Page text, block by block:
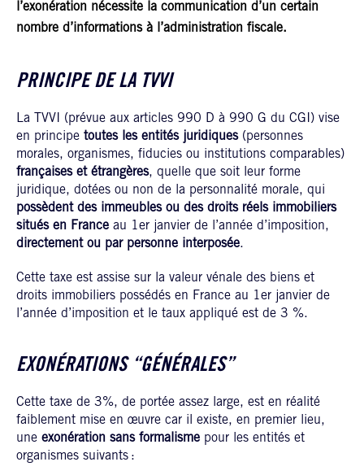
l’exonération nécessite la communication d’un certain
nombre d’informations à l’administration fiscale.
PRINCIPE DE LA TVVI
La TVVI (prévue aux articles 990 D à 990 G du CGI) vise
en principe toutes les entités juridiques(personnes
morales, organismes, fiducies ou institutions comparables)
françaises et étrangères, quelle que soit leur forme
juridique, dotées ou non de la personnalité morale, qui
possèdent des immeubles ou des droits réels immobiliers
situés en France au 1er janvier de l’année d’imposition,
directement ou par personne interposée.
Cette taxe est assise sur la valeur vénale des biens et
droits immobiliers possédés en France au 1er janvier de
l’année d’imposition et le taux appliqué est de 3 %.
EXONÉRATIONS “GÉNÉRALES”
Cette taxe de 3%, de portée assez large, est en réalité
faiblement mise en œuvre car il existe, en premier lieu,
une exonération sans formalisme pour les entités et
organismes suivants :